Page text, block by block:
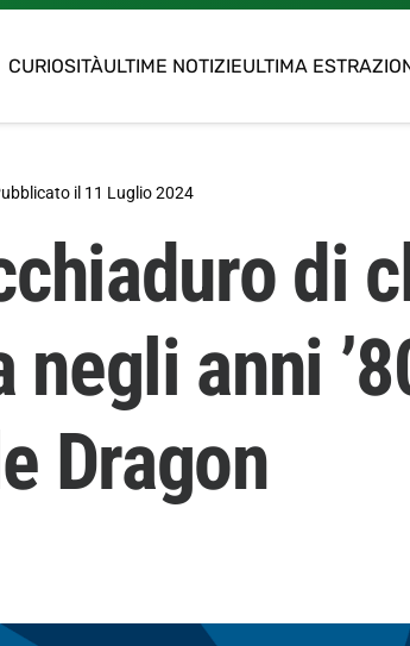
CURIOSITÀULTIME NOTIZIEULTIMA
il 11 Luglio 2024
di
anni
Dragon